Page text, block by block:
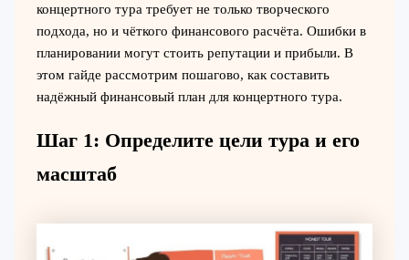
концертного тура требует не только творческого
подхода, но и чёткого финансового расчёта. Ошибки в
планировании могут стоить репутации и прибыли. В
этом гайде рассмотрим пошагово, как составить
надёжный финансовый план для концертного тура.
Шаг 1: Определите цели тура и его
масштаб